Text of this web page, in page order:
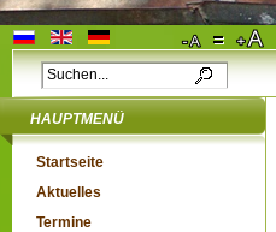
HAUPTMENÜ
Startseite
Aktuelles
Termine